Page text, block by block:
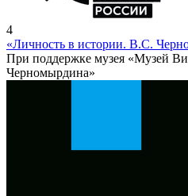
4
«Личность в истории. В.С.
При поддержке музея «Музей
Черномырдина»